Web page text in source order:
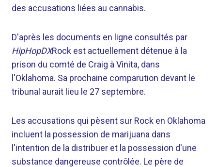
des accusations liées au cannabis.
D'après les documents en ligne consultés par
HipHopDXRock est actuellement détenue à la
prison du comté de Craig à Vinita, dans
l'Oklahoma. Sa prochaine comparution devant le
tribunal aurait lieu le 27 septembre.
Les accusations qui pèsent sur Rock en Oklahoma
incluent la possession de marijuana dans
l'intention de la distribuer et la possession d'une
substance dangereuse contrôlée. Le père de